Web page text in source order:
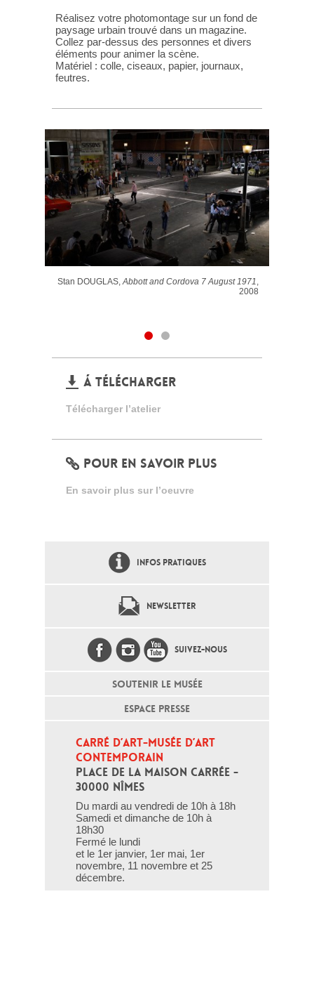
Réalisez votre photomontage sur un fond de
paysage urbain trouvé dans un magazine.
Collez par-dessus des personnes et divers
éléments pour animer la scène.
Matériel : colle, ciseaux, papier, journaux,
feutres.
Stan DOUGLAS,Abbott and Cordova 7 August 1971,
2008
Á TÉLÉCHARGER
Télécharger l’atelier
POUR EN SAVOIR PLUS
En savoir plus sur l’oeuvre
INFOS PRATIQUES
NEWSLETTER
SUIVEZ-NOUS
SOUTENIR LE MUSÉE
ESPACE PRESSE
CARRÉ D’ART-MUSÉE D’ART
CONTEMPORAIN
PLACE DE LA MAISON CARRÉE -
30000 NÎMES
Du mardi au vendredi de 10h à 18h
Samedi et dimanche de 10h à
18h30
Fermé le lundi
et le 1er janvier, 1er mai, 1er
novembre, 11 novembre et 25
décembre.